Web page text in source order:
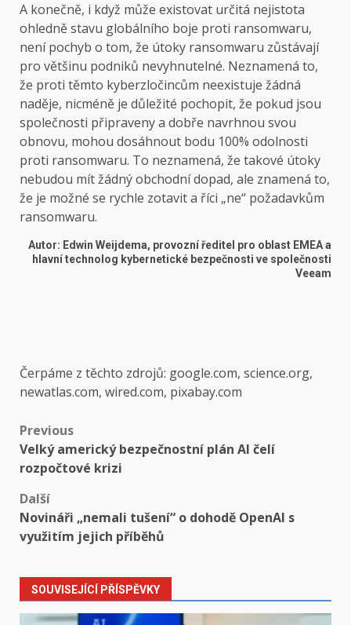
A konečně, i když může existovat určitá nejistota
ohledně stavu globálního boje proti ransomwaru,
není pochyb o tom, že útoky ransomwaru zůstávají
pro většinu podniků nevyhnutelné. Neznamená to,
že proti těmto kyberzločincům neexistuje žádná
naděje, nicméně je důležité pochopit, že pokud jsou
společnosti připraveny a dobře navrhnou svou
obnovu, mohou dosáhnout bodu 100% odolnosti
proti ransomwaru. To neznamená, že takové útoky
nebudou mít žádný obchodní dopad, ale znamená to,
že je možné se rychle zotavit a říci „ne“ požadavkům
ransomwaru.
Autor: Edwin Weijdema, provozní ředitel pro oblast EMEA a
hlavní technolog kybernetické bezpečnosti ve společnosti
Veeam
Čerpáme z těchto zdrojů: google.com, science.org,
newatlas.com, wired.com, pixabay.com
Post
navigation
Previous
Velký americký bezpečnostní plán AI čelí
rozpočtové krizi
Další
Novináři „nemali tušení“ o dohodě OpenAI s
využitím jejich příběhů
SOUVISEJÍCÍ PŘÍSPĚVKY